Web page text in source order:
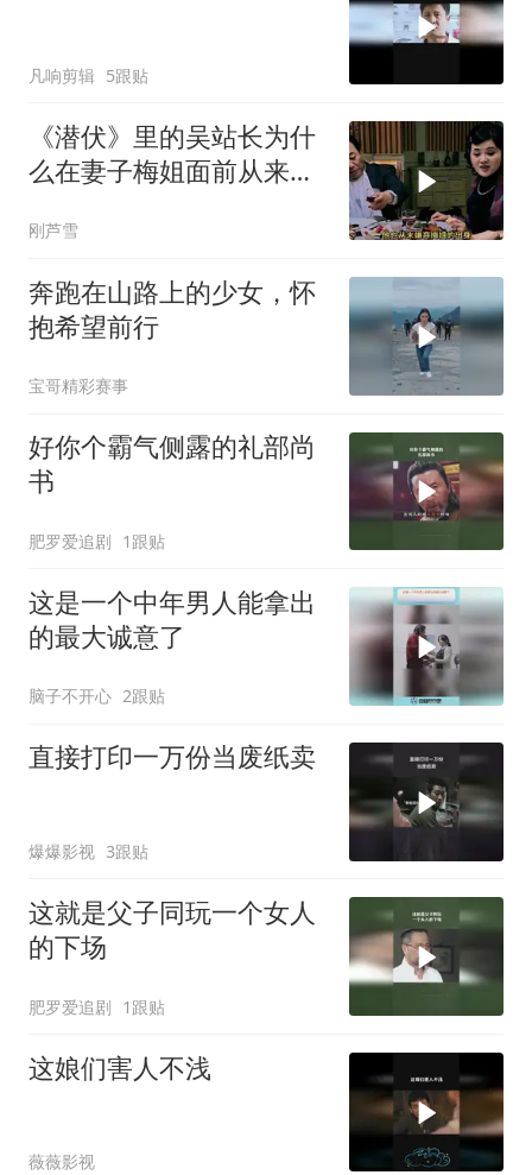
凡响剪辑 5跟贴
《潜伏》里的吴站长为什
么在妻子梅姐面前从来不
刚芦雪
奔跑在山路上的少女，怀
抱希望前行
宝哥精彩赛事
好你个霸气侧露的礼部尚
书
肥罗爱追剧 1跟贴
这是一个中年男人能拿出
的最大诚意了
脑子不开心 2跟贴
直接打印一万份当废纸卖
爆爆影视 3跟贴
这就是父子同玩一个女人
的下场
肥罗爱追剧 1跟贴
这娘们害人不浅
薇薇影视